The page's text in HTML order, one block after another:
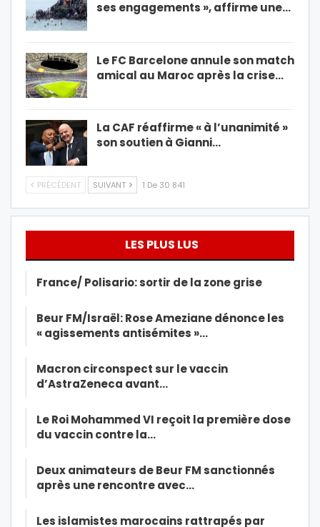
ses engagements », affirme une…
Le FC Barcelone annule son match
amical au Maroc après la crise…
La CAF réaffirme « à l’unanimité »
son soutien à Gianni…
PRÉCÉDENT SUIVANT 1 De 30 841
LES PLUS LUS
France/ Polisario: sortir de la zone grise
Beur FM/Israël: Rose Ameziane dénonce les
« agissements antisémites »…
Macron circonspect sur le vaccin
d’AstraZeneca avant…
Le Roi Mohammed VI reçoit la première dose
du vaccin contre la…
Deux animateurs de Beur FM sanctionnés
après une rencontre avec…
Les islamistes marocains rattrapés par